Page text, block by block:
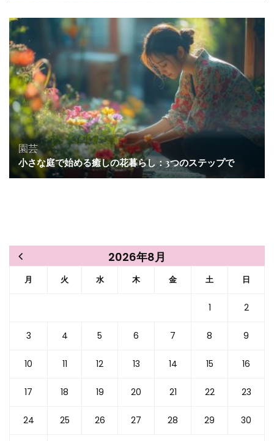
園芸
小さな庭で始める癒しの花暮らし：3つのステップで
2026年8月
月 火 水 木 金 土 日
1 2
3 4 5 6 7 8 9
10 11 12 13 14 15 16
17 18 19 20 21 22 23
24 25 26 27 28 29 30